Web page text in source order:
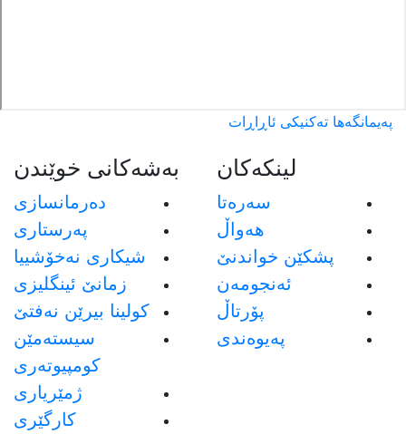
پەیمانگەها تەکنیکی ئاڕاڕات
لینکەکان
سەرەتا
هەواڵ
پشکێن خواندنێ
ئەنجومەن
پۆرتاڵ
پەیوەندی
بەشەکانی خوێندن
دەرمانسازی
پەرستاری
شیکاری نەخۆشییا
زمانێ ئینگلیزی
كولينا بيرێن نه‌فتێ
سيسته‌مێن
كومپيوته‌رى
ژمێريارى
كارگێرى